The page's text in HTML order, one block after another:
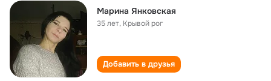
Марина Янковская
35 лет, Крывой рог
Добавить в друзья